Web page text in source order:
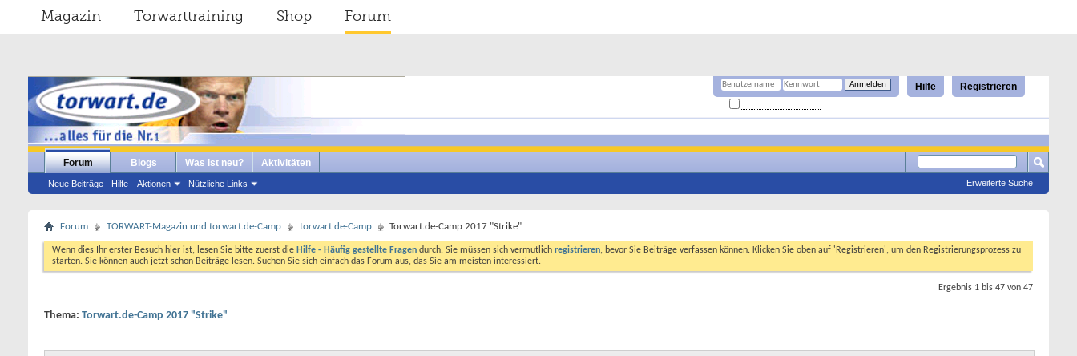
Magazin Torwarttraining Shop Forum
Registrieren
Hilfe
Forum
Neue Beiträge Hilfe Aktionen Nützliche Links
Blogs Was ist neu? Aktivitäten
Erweiterte Suche
Forum TORWART-Magazin und torwart.de-Camp torwart.de-Camp Torwart.de-Camp 2017 "Strike"
Wenn dies Ihr erster Besuch hier ist, lesen Sie bitte zuerst die Hilfe - Häufig gestellte Fragen durch. Sie müssen sich vermutlich registrieren, bevor Sie Beiträge verfassen können. Klicken Sie oben auf 'Registrieren', um den Registrierungsprozess zu
starten. Sie können auch jetzt schon Beiträge lesen. Suchen Sie sich einfach das Forum aus, das Sie am meisten interessiert.
Ergebnis 1 bis 47 von 47
Thema: Torwart.de-Camp 2017 "Strike"